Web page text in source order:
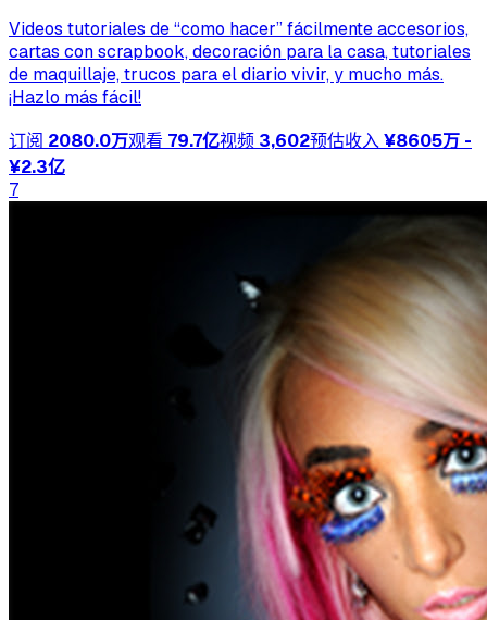
Videos tutoriales de “como hacer” fácilmente accesorios,
cartas con scrapbook, decoración para la casa, tutoriales
de maquillaje, trucos para el diario vivir, y mucho más.
¡Hazlo más fácil!
订阅 2080.0万观看 79.7亿视频 3,602预估收入¥8605万 -
¥2.3亿
7